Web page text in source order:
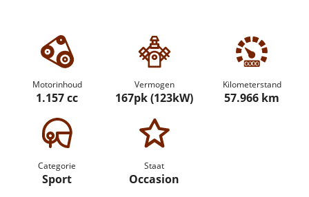
Motorinhoud
1.157 cc
Vermogen
167pk (123kW)
Kilometerstand
57.966 km
Categorie
Sport
Staat
Occasion